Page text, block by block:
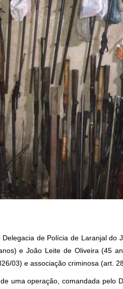
de Polícia de Laranjal do
e João Leite de Oliveira (45
03) e associação criminosa (art.
uma operação, comandada pelo